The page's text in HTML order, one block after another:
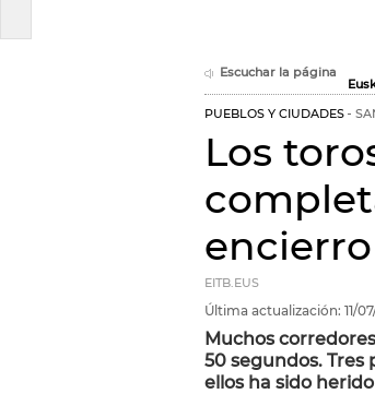
Escuchar la página
PUEBLOS Y CIUDADES
Los
encierro
EITB.EUS
Última actualización: 11/
Muchos
50 segundos.
ellos ha sido